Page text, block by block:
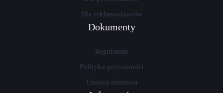
Dla reklamodawców
Dokumenty
Regulamin
Polityka prywatności
Umowa ofertowa